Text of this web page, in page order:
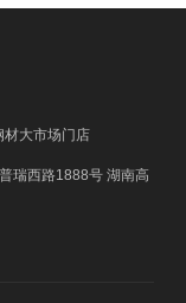
大市场门店
瑞西路1888号 湖南高